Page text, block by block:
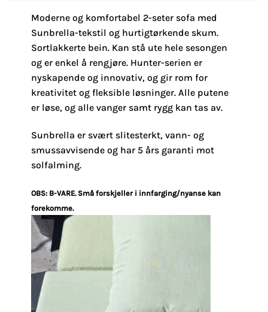
Moderne og komfortabel 2-seter sofa med
Sunbrella-tekstil og hurtigtørkende skum.
Sortlakkerte bein. Kan stå ute hele sesongen
og er enkel å rengjøre. Hunter-serien er
nyskapende og innovativ, og gir rom for
kreativitet og fleksible løsninger. Alle putene
er løse, og alle vanger samt rygg kan tas av.
Sunbrella er svært slitesterkt, vann- og
smussavvisende og har 5 års garanti mot
solfalming.
OBS: B-VARE. Små forskjeller i innfarging/nyanse kan
forekomme.